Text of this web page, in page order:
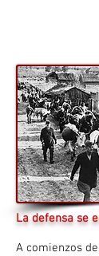
La defensa se
A comienzos